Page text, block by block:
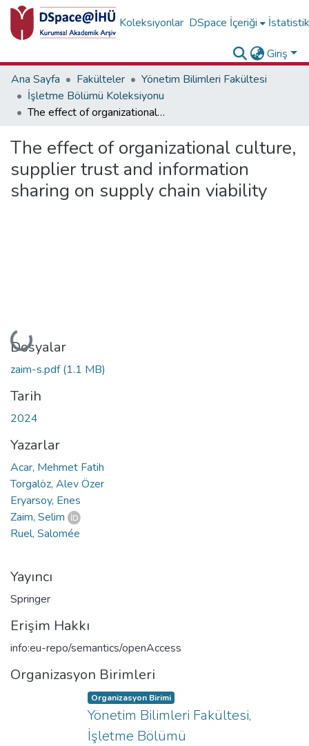
Koleksiyonlar DSpace İçeriği
Giriş
Ana Sayfa
Fakülteler
Yönetim Bilimleri Fakültesi
İşletme Bölümü Koleksiyonu
The effect of organizational culture, supplier trust and information sharing on supply chain viability
The effect of organizational culture,
supplier trust and information
sharing on supply chain viability
Yükleniyor...
Dosyalar
zaim-s.pdf(1.1 MB)
Tarih
2024
Yazarlar
Acar, Mehmet Fatih
Torgalöz, Alev Özer
Eryarsoy, Enes
Zaim, Selim
Ruel, Salomée
Yayıncı
Springer
Erişim Hakkı
info:eu-repo/semantics/openAccess
Organizasyon Birimleri
Organizasyon Birimi
Yönetim Bilimleri Fakültesi,
İşletme Bölümü